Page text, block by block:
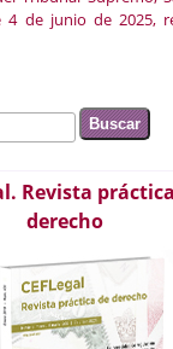
4 de junio de 2025,
de
Revista
derecho